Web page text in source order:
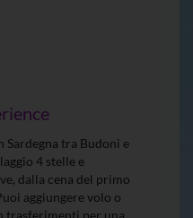
Sardegna tra Budoni e
4 stelle e
dalla cena del primo
aggiungere volo o
trasferimenti per una